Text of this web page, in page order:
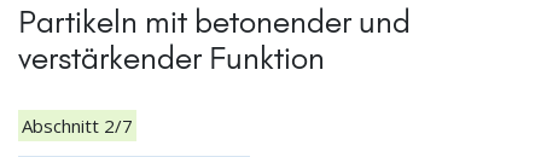
Partikeln mit betonender und
verstärkender Funktion
Abschnitt 2/7